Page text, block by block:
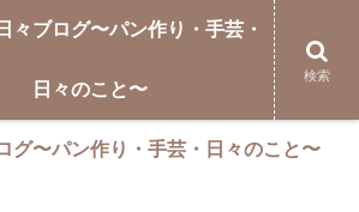
グ〜パン作り・手芸・日々のこと〜
々ブログ〜パン作り・手芸・
日々のこと〜
検索